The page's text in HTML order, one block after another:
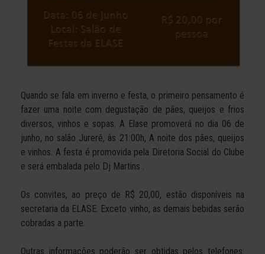
Quando se fala em inverno e festa, o primeiro pensamento é
fazer uma noite com degustação de pães, queijos e frios
diversos, vinhos e sopas. A Elase promoverá no dia 06 de
junho, no salão Jurerê, às 21:00h, A noite dos pães, queijos
e vinhos. A festa é promovida pela Diretoria Social do Clube
e será embalada pelo Dj Martins .
Os convites, ao preço de R$ 20,00, estão disponíveis na
secretaria da ELASE. Exceto vinho, as demais bebidas serão
cobradas a parte.
Outras informações poderão ser obtidas pelos telefones: